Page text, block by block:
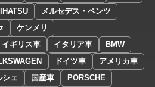
メルセデス・ベンツ
ケンメリ
イギリス車 イタリア車
BMW
ドイツ車
アメリカ車
シェ 国産車
PORSCHE